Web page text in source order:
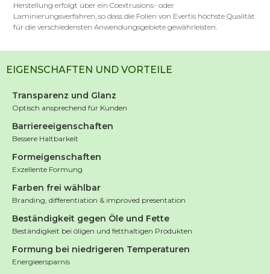
Herstellung erfolgt über ein Coextrusions- oder
Laminierungsverfahren, so dass die Folien von Evertis höchste Qualität
für die verschiedensten Anwendungsgebiete gewährleisten.
EIGENSCHAFTEN UND VORTEILE
Transparenz und Glanz
Optisch ansprechend für Kunden
Barriereeigenschaften
Bessere Haltbarkeit
Formeigenschaften
Exzellente Formung
Farben frei wählbar
Branding, differentiation & improved presentation
Beständigkeit gegen Öle und Fette
Beständigkeit bei öligen und fetthaltigen Produkten
Formung bei niedrigeren Temperaturen
Energieersparnis